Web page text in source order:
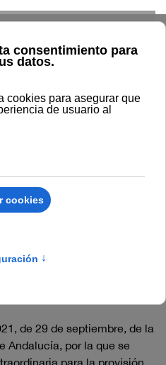
anuncios
la que se
para la
de
, de 29 de septiembre, de la
Andalucía, por la que se
para la provisión